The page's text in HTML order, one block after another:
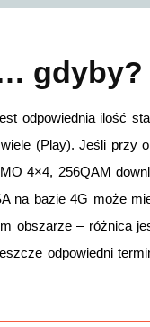
gdyby?
odpowiednia ilość
(Play). Jeśli przy
4×4, 256QAM
na bazie 4G może
obszarze – różnica
odpowiedni